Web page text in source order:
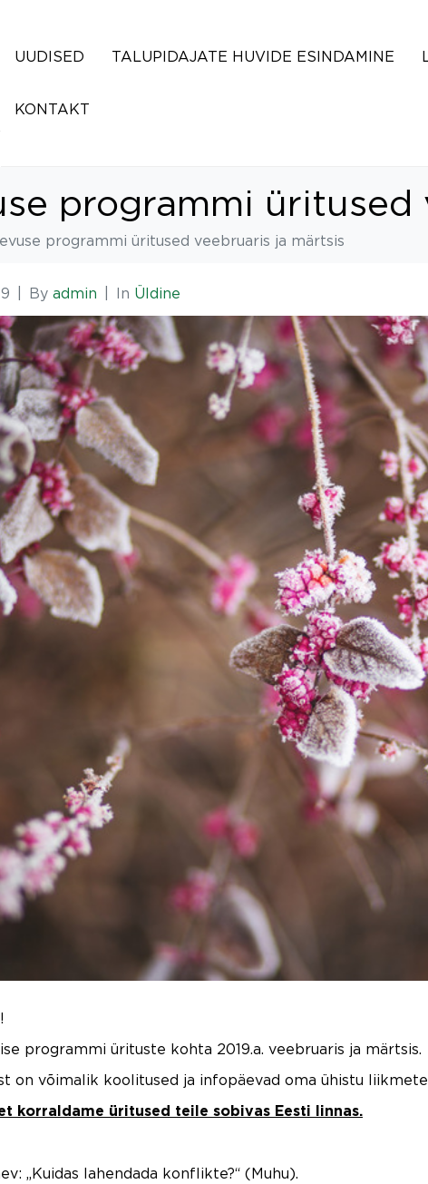
UUDISED TALUPIDAJATE HUVIDE ESINDAMINE
KONTAKT
programmi üritused
programmi üritused veebruaris ja märtsis
By admin In Üldine
programmi ürituste kohta 2019.a. veebruaris ja märtsis.
on võimalik koolitused ja infopäevad oma ühistu
korraldame üritused teile sobivas Eesti linnas.
„Kuidas lahendada konflikte?“ (Muhu).